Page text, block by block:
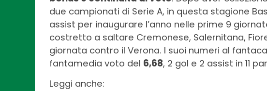
due campionati di Serie A, in questa stagione
assist per inaugurare l’anno nelle prime 9
costretto a saltare Cremonese, Salernitana,
giornata contro il Verona. I suoi numeri al
fantamedia voto del 6,68, 2 gol e 2 assist in 11
Leggi anche: